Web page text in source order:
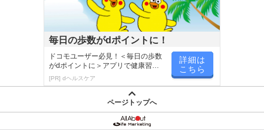
毎日の歩数がdポイントに！
ドコモユーザー必見！＜毎日の歩数
がdポイントに＞アプリで健康習慣
が楽しく続く
[PR] dヘルスケア
詳細は
こちら
ページトップへ